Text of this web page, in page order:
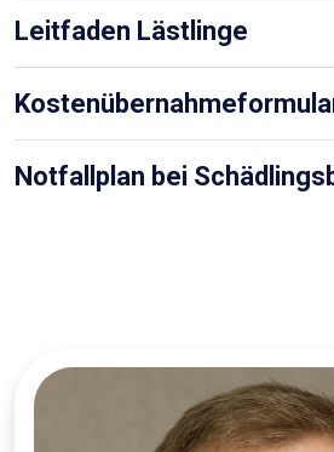
Leitfaden Lästlinge
Notfallplan bei